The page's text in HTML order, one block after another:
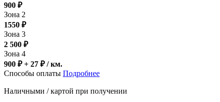
900 ₽
Зона 2
1550 ₽
Зона 3
2 500 ₽
Зона 4
900 ₽ + 27 ₽/ км.
Способы оплаты Подробнее
Наличными / картой при получении